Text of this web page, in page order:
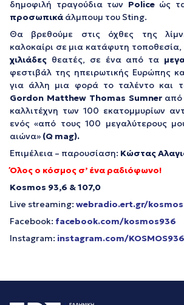
δημοφιλή τραγούδια των Policeώς τα
προσωπικά άλμπουμ του Sting.
Θα βρεθούμε στις όχθες της
καλοκαίρι σε μια κατάφυτη
χιλιάδες θεατές, σε ένα από τα
φεστιβάλ της ηπειρωτικής Ευρώπης
για άλλη μια φορά το ταλέντο και
Gordon Matthew Thomas Sumnerαπό
καλλιτέχνη των 100 εκατομμυρίων
ενός «από τους 100 μεγαλύτερους
αιώνα» (Q mag).
Επιμέλεια – παρουσίαση: Κώστας
Όλος ο κόσμος σ’ ένα ραδιόφωνο!
Kosmos 93,6 & 107,0
Live streaming: webradio.ert.gr/kosmos
Facebook: facebook.com/kosmos936
Instagram: instagram.com/KOSMOS936